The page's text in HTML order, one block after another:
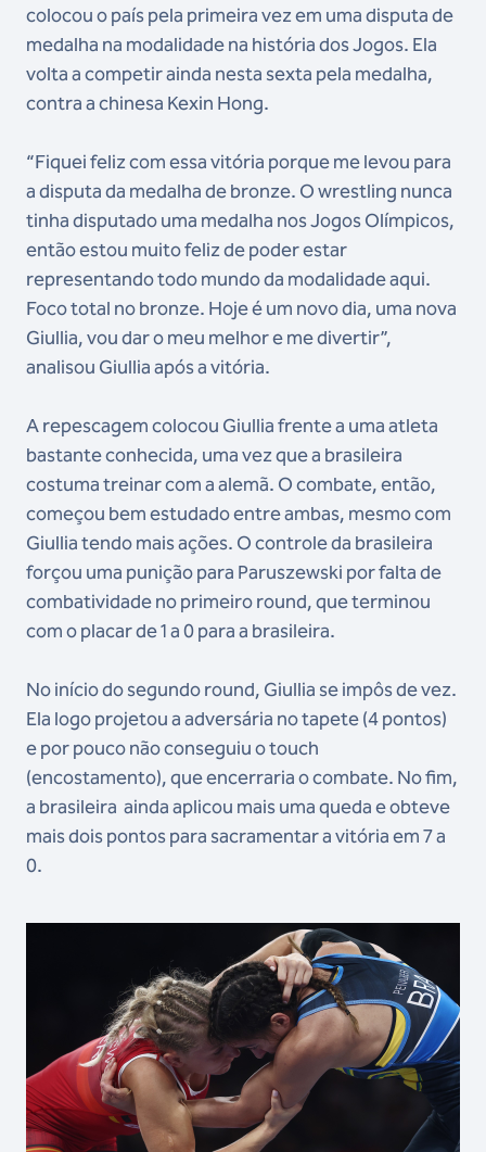
colocou o país pela primeira vez em uma disputa de
medalha na modalidade na história dos Jogos. Ela
volta a competir ainda nesta sexta pela medalha,
contra a chinesa Kexin Hong.
“Fiquei feliz com essa vitória porque me levou para
a disputa da medalha de bronze. O wrestling nunca
tinha disputado uma medalha nos Jogos Olímpicos,
então estou muito feliz de poder estar
representando todo mundo da modalidade aqui.
Foco total no bronze. Hoje é um novo dia, uma nova
Giullia, vou dar o meu melhor e me divertir”,
analisou Giullia após a vitória.
A repescagem colocou Giullia frente a uma atleta
bastante conhecida, uma vez que a brasileira
costuma treinar com a alemã. O combate, então,
começou bem estudado entre ambas, mesmo com
Giullia tendo mais ações. O controle da brasileira
forçou uma punição para Paruszewski por falta de
combatividade no primeiro round, que terminou
com o placar de 1 a 0 para a brasileira.
No início do segundo round, Giullia se impôs de vez.
Ela logo projetou a adversária no tapete (4 pontos)
e por pouco não conseguiu o touch
(encostamento), que encerraria o combate. No fim,
a brasileira ainda aplicou mais uma queda e obteve
mais dois pontos para sacramentar a vitória em 7 a
0.